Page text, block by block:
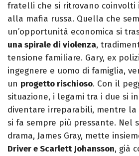
fratelli che si ritrovano coinvolti
alla mafia russa. Quella che
un’opportunità economica si
una spirale di violenza,
tensione familiare. Gary, ex
ingegnere e uomo di famiglia,
un progetto rischioso. Con il
situazione, i legami tra i due si
diventare irreparabili, mentre la
si fa sempre più pressante. Nel
drama, James Gray, mette
Driver e Scarlett Johansson, già